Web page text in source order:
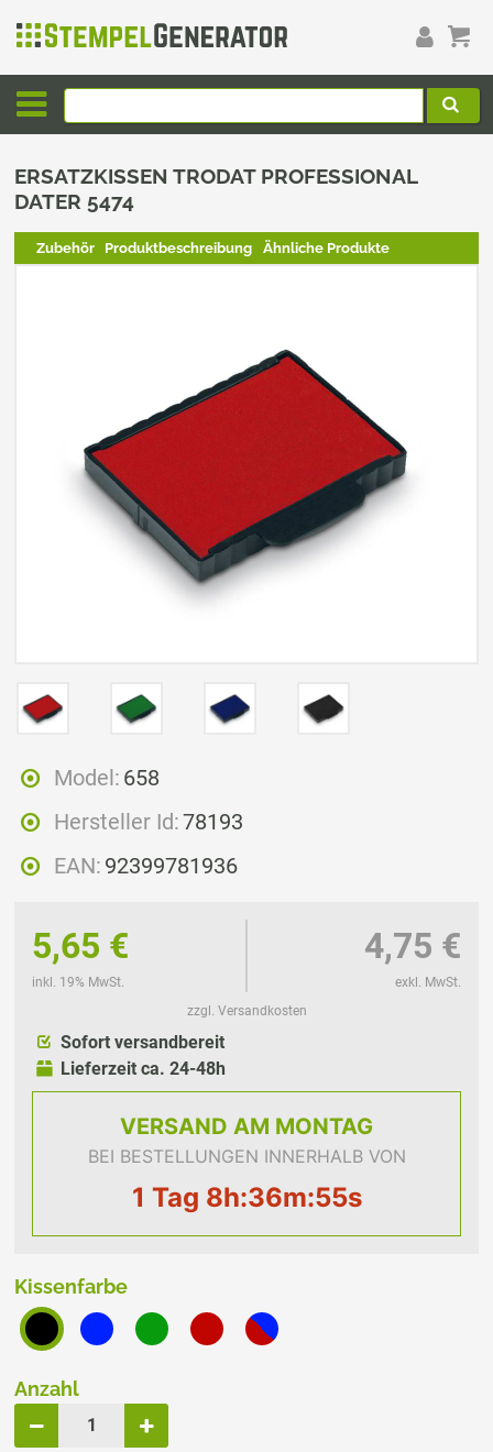
ERSATZKISSEN TRODAT PROFESSIONAL
DATER 5474
Zubehör Produktbeschreibung Ähnliche Produkte
Model: 658
Hersteller Id:78193
EAN: 92399781936
5,65 €
inkl. 19% MwSt.
4,75 €
exkl. MwSt.
zzgl. Versandkosten
Sofort versandbereit
Lieferzeit ca. 24-48h
VERSAND AM MONTAG
BEI BESTELLUNGEN INNERHALB VON
1 Tag 8h:36m:54s
Kissenfarbe
Anzahl